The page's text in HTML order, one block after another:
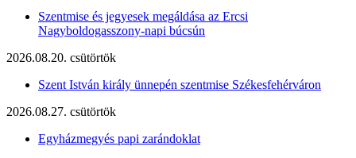
Szentmise és jegyesek megáldása az Ercsi
Nagyboldogasszony-napi búcsún
2026.08.20. csütörtök
Szent István király ünnepén szentmise Székesfehérváron
2026.08.27. csütörtök
Egyházmegyés papi zarándoklat